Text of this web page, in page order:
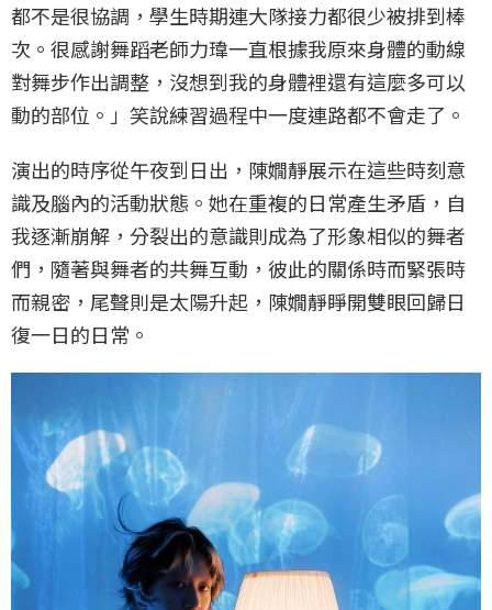
都不是很協調，學生時期連大隊接力都很少被排到棒
次。很感謝舞蹈老師力瑋一直根據我原來身體的動線
對舞步作出調整，沒想到我的身體裡還有這麼多可以
動的部位。」笑說練習過程中一度連路都不會走了。
演出的時序從午夜到日出，陳嫺靜展示在這些時刻意
識及腦內的活動狀態。她在重複的日常產生矛盾，自
我逐漸崩解，分裂出的意識則成為了形象相似的舞者
們，隨著與舞者的共舞互動，彼此的關係時而緊張時
而親密，尾聲則是太陽升起，陳嫺靜睜開雙眼回歸日
復一日的日常。